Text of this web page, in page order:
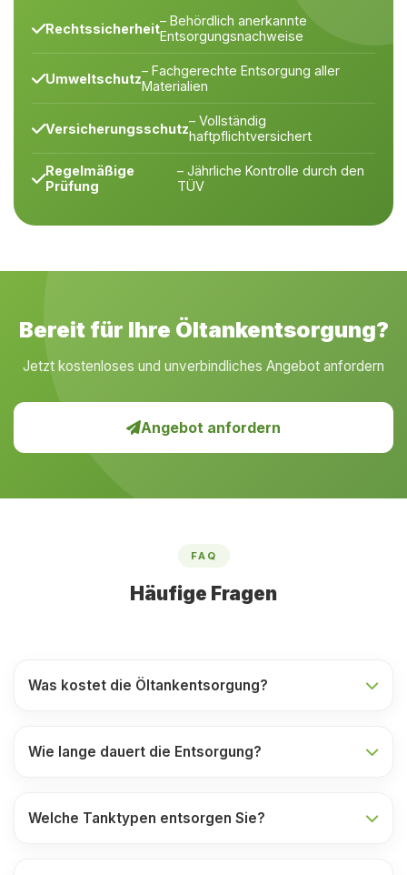
Rechtssicherheit– Behördlich anerkannte
Entsorgungsnachweise
Umweltschutz– Fachgerechte Entsorgung aller
Materialien
Versicherungsschutz– Vollständig
haftpflichtversichert
Regelmäßige
Prüfung
– Jährliche Kontrolle durch den
TÜV
Bereit für Ihre Öltankentsorgung?
Jetzt kostenloses und unverbindliches Angebot anfordern
Angebot anfordern
FAQ
Häufige Fragen
Was kostet die Öltankentsorgung?
Wie lange dauert die Entsorgung?
Welche Tanktypen entsorgen Sie?